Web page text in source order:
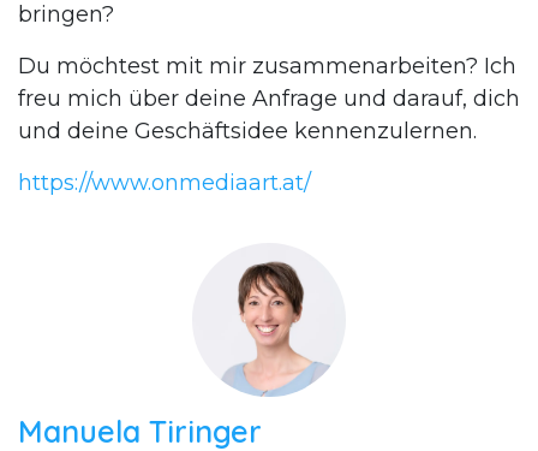
bringen?
Du möchtest mit mir zusammenarbeiten? Ich
freu mich über deine Anfrage und darauf, dich
und deine Geschäftsidee kennenzulernen.
https://www.onmediaart.at/
Manuela Tiringer